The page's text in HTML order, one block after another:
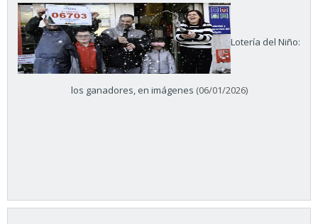
Lotería del Niño:
los ganadores, en imágenes (06/01/2026)